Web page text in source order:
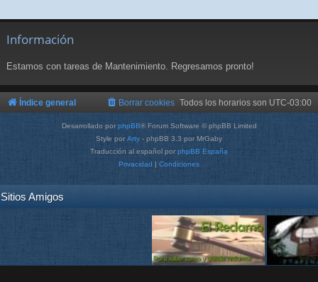
Información
Estamos con tareas de Mantenimiento. Regresamos pronto!
Índice general Todos los horarios son UTC-03:00
Borrar cookies
Desarrollado por phpBB® Forum Software © phpBB Limited
Style por Arty - phpBB 3.3 por MrGaby
Traducción al español por phpBB España
Privacidad | Condiciones
Sitios Amigos